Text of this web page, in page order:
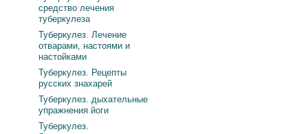
средство лечения
туберкулеза
Туберкулез. Лечение
отварами, настоями и
настойками
Туберкулез. Рецепты
русских знахарей
Туберкулез. дыхательные
упражнения йоги
Туберкулез.